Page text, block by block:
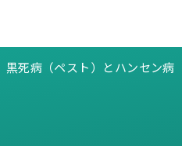
黒死病（ペスト）とハンセン病